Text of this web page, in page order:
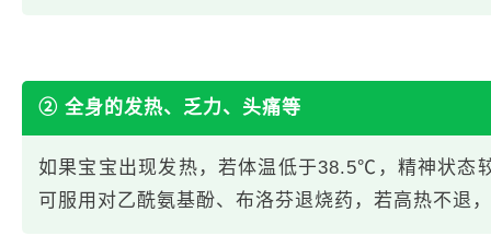
② 全身的发热、乏力、头痛等
如果宝宝出现发热，若体温低于38.5℃，精神状态
可服用对乙酰氨基酚、布洛芬退烧药，若高热不退